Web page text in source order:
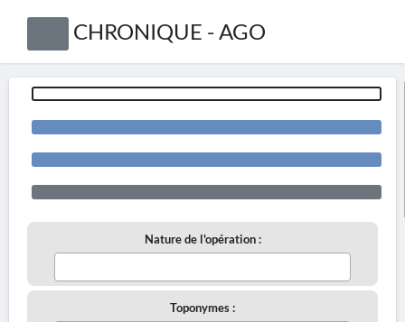
CHRONIQUE - AGO
Nature de l'opération :
Toponymes :